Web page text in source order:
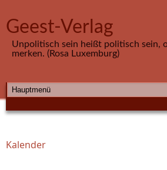
Geest-Verlag
Unpolitisch sein heißt politisch sein,
merken. (Rosa Luxemburg)
HAUPTMENÜ
Sie sind hier
Kalender